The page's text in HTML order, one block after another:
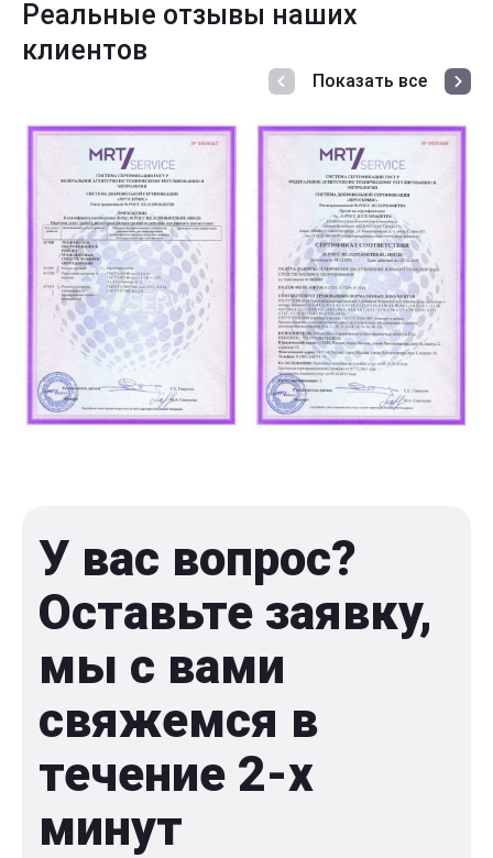
Реальные отзывы наших
клиентов
Показать все
У вас вопрос?
Оставьте заявку,
мы с вами
свяжемся в
течение 2-x
минут